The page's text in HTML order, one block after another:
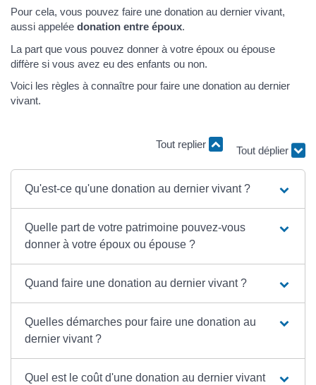
Pour cela, vous pouvez faire une donation au dernier vivant,
aussi appelée donation entre époux.
La part que vous pouvez donner à votre époux ou épouse
diffère si vous avez eu des enfants ou non.
Voici les règles à connaître pour faire une donation au dernier
vivant.
Tout replier
Tout déplier
Qu'est-ce qu'une donation au dernier vivant ?
Quelle part de votre patrimoine pouvez-vous
donner à votre époux ou épouse ?
Quand faire une donation au dernier vivant ?
Quelles démarches pour faire une donation au
dernier vivant ?
Quel est le coût d'une donation au dernier vivant